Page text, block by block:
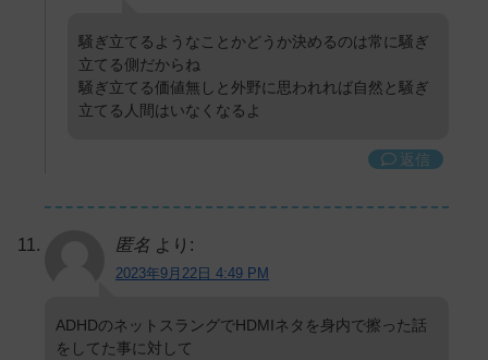
騒ぎ立てるようなことかどうか決めるのは常に騒ぎ
立てる側だからね
騒ぎ立てる価値無しと外野に思われれば自然と騒ぎ
立てる人間はいなくなるよ
返信
匿名 より:
2023年9月22日 4:49 PM
ADHDのネットスラングでHDMIネタを身内で擦った話
をしてた事に対して